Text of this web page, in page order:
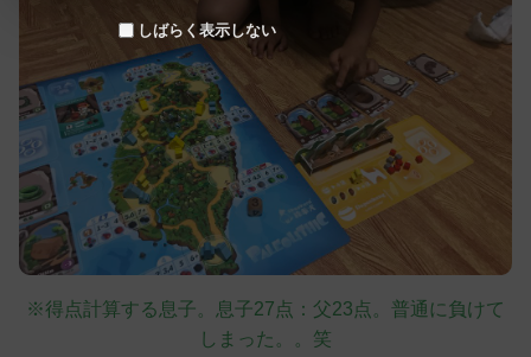
※得点計算する息子。息子27点：父23点。普通に負けて
しまった。。笑
しばらく表示しない